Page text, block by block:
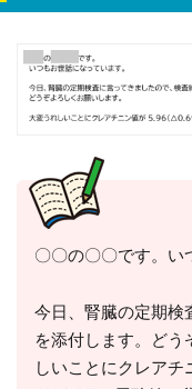
〇〇の〇〇です。い
今日、腎臓の定期検
を添付します。どう
しいことにクレア